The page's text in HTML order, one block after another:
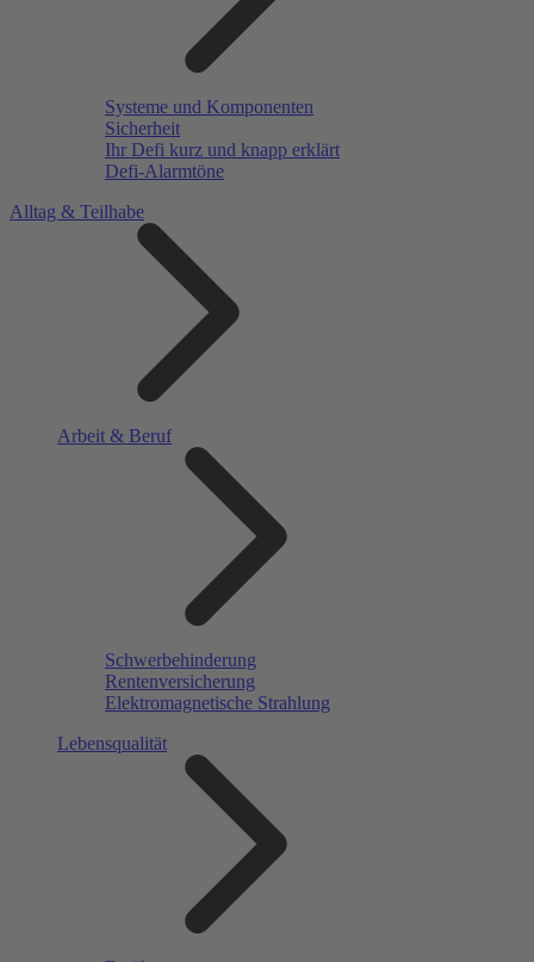
Systeme und Komponenten
Sicherheit
Ihr Defi kurz und knapp erklärt
Defi-Alarmtöne
Alltag & Teilhabe
Arbeit & Beruf
Schwerbehinderung
Rentenversicherung
Elektromagnetische Strahlung
Lebensqualität